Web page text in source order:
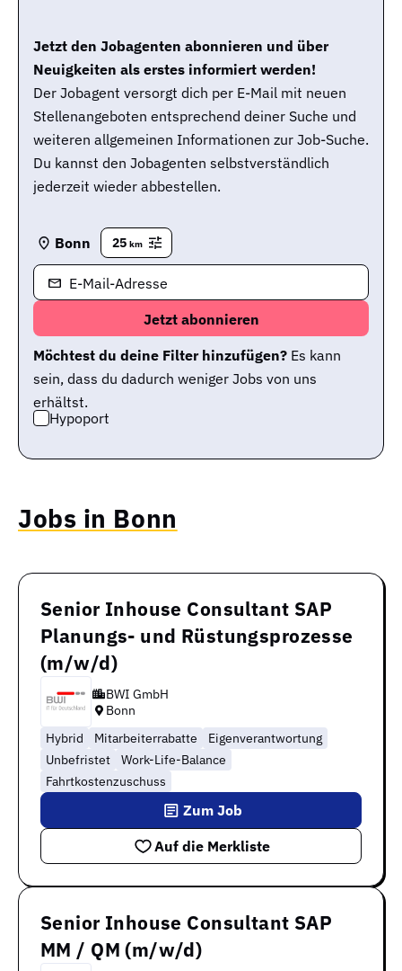
Jetzt den Jobagenten abonnieren und über
Neuigkeiten als erstes informiert werden!
Der Jobagent versorgt dich per E-Mail mit neuen
Stellenangeboten entsprechend deiner Suche und
weiteren allgemeinen Informationen zur Job-Suche.
Du kannst den Jobagenten selbstverständlich
jederzeit wieder abbestellen.
Bonn 25 km
E-Mail-Adresse
Möchtest du deine Filter hinzufügen? Es kann
sein, dass du dadurch weniger Jobs von uns
erhältst.
Hypoport
Jobs in Bonn
Senior Inhouse Consultant SAP
Planungs- und Rüstungsprozesse
(m/w/d)
BWI GmbH
Bonn
Hybrid
Mitarbeiterrabatte
Eigenverantwortung
Unbefristet
Work-Life-Balance
Fahrtkostenzuschuss
Auf die Merkliste
Zum Job
Senior Inhouse Consultant SAP
MM / QM (m/w/d)